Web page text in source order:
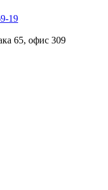
19
65, офис 309